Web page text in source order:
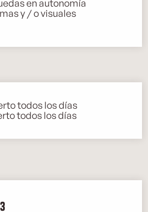
en autonomía
y / o visuales
todos los días
todos los días